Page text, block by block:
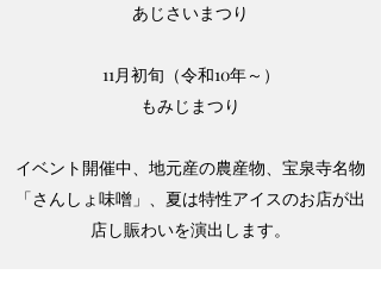
あじさいまつり
11月初旬（令和10年～）
​もみじまつり
イベント開催中、地元産の農産物、宝泉寺名物
「さんしょ味噌」、夏は特性アイスのお店が出
店し賑わいを演出します。